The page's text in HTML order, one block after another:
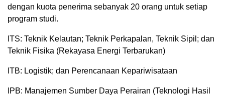
dengan kuota penerima sebanyak 20 orang untuk setiap
program studi.
ITS: Teknik Kelautan; Teknik Perkapalan, Teknik Sipil; dan
Teknik Fisika (Rekayasa Energi Terbarukan)
ITB: Logistik; dan Perencanaan Kepariwisataan
IPB: Manajemen Sumber Daya Perairan (Teknologi Hasil